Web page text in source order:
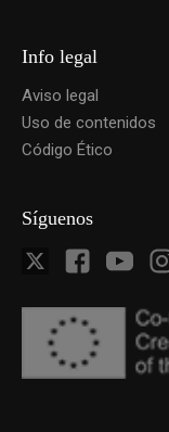
Info legal
Aviso legal
Uso de contenidos
Código Ético
Síguenos